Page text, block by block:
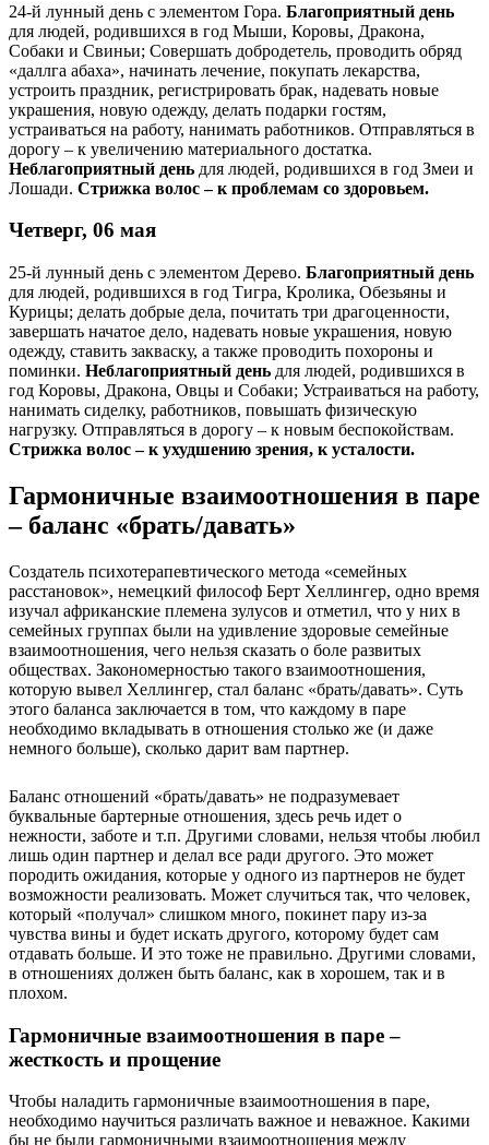
24-й лунный день с элементом Гора. Благоприятный день
для людей, родившихся в год Мыши, Коровы, Дракона,
Собаки и Свиньи; Совершать добродетель, проводить обряд
«даллга абаха», начинать лечение, покупать лекарства,
устроить праздник, регистрировать брак, надевать новые
украшения, новую одежду, делать подарки гостям,
устраиваться на работу, нанимать работников. Отправляться в
дорогу – к увеличению материального достатка.
Неблагоприятный день для людей, родившихся в год Змеи и
Лошади. Стрижка волос – к проблемам со здоровьем.
Четверг, 06 мая
25-й лунный день с элементом Дерево. Благоприятный день
для людей, родившихся в год Тигра, Кролика, Обезьяны и
Курицы; делать добрые дела, почитать три драгоценности,
завершать начатое дело, надевать новые украшения, новую
одежду, ставить закваску, а также проводить похороны и
поминки. Неблагоприятный день для людей, родившихся в
год Коровы, Дракона, Овцы и Собаки; Устраиваться на работу,
нанимать сиделку, работников, повышать физическую
нагрузку. Отправляться в дорогу – к новым беспокойствам.
Стрижка волос – к ухудшению зрения, к усталости.
Гармоничные взаимоотношения в паре
– баланс «брать/давать»
Создатель психотерапевтического метода «семейных
расстановок», немецкий философ Берт Хеллингер, одно время
изучал африканские племена зулусов и отметил, что у них в
семейных группах были на удивление здоровые семейные
взаимоотношения, чего нельзя сказать о боле развитых
обществах. Закономерностью такого взаимоотношения,
которую вывел Хеллингер, стал баланс «брать/давать». Суть
этого баланса заключается в том, что каждому в паре
необходимо вкладывать в отношения столько же (и даже
немного больше), сколько дарит вам партнер.
Баланс отношений «брать/давать» не подразумевает
буквальные бартерные отношения, здесь речь идет о
нежности, заботе и т.п. Другими словами, нельзя чтобы любил
лишь один партнер и делал все ради другого. Это может
породить ожидания, которые у одного из партнеров не будет
возможности реализовать. Может случиться так, что человек,
который «получал» слишком много, покинет пару из-за
чувства вины и будет искать другого, которому будет сам
отдавать больше. И это тоже не правильно. Другими словами,
в отношениях должен быть баланс, как в хорошем, так и в
плохом.
Гармоничные взаимоотношения в паре –
жесткость и прощение
Чтобы наладить гармоничные взаимоотношения в паре,
необходимо научиться различать важное и неважное. Какими
бы не были гармоничными взаимоотношения между